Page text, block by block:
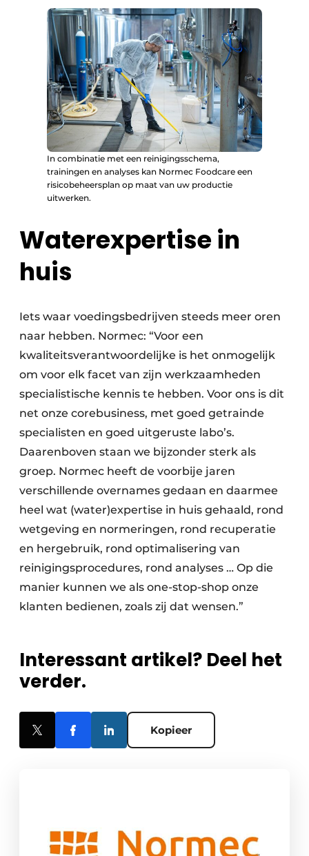
In combinatie met een reinigingsschema,
trainingen en analyses kan Normec Foodcare een
risicobeheersplan op maat van uw productie
uitwerken.
Waterexpertise in
huis
Iets waar voedingsbedrijven steeds meer oren
naar hebben. Normec: “Voor een
kwaliteitsverantwoordelijke is het onmogelijk
om voor elk facet van zijn werkzaamheden
specialistische kennis te hebben. Voor ons is dit
net onze corebusiness, met goed getrainde
specialisten en goed uitgeruste labo’s.
Daarenboven staan we bijzonder sterk als
groep. Normec heeft de voorbije jaren
verschillende overnames gedaan en daarmee
heel wat (water)expertise in huis gehaald, rond
wetgeving en normeringen, rond recuperatie
en hergebruik, rond optimalisering van
reinigingsprocedures, rond analyses … Op die
manier kunnen we als one-stop-shop onze
klanten bedienen, zoals zij dat wensen.”
Interessant artikel? Deel het
verder.
Kopieer